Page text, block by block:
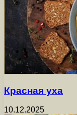
Красная уха
10.12.2025